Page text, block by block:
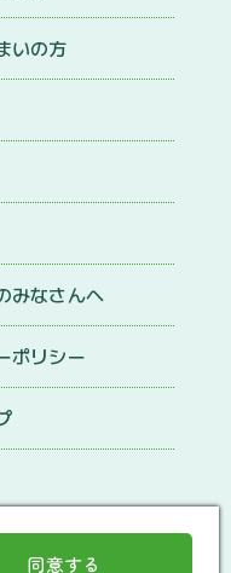
いの方
みなさんへ
ポリシー
同意する